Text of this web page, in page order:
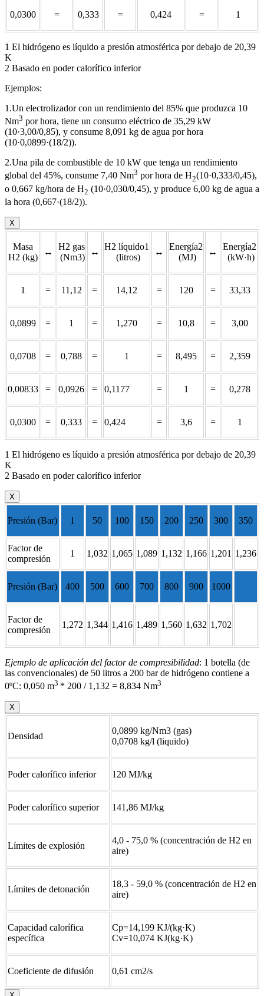
0,0300 = 0,333 = 0,424 = 1
1 El hidrógeno es líquido a presión atmosférica por debajo de 20,39
K
2 Basado en poder calorífico inferior
Ejemplos:
1.Un electrolizador con un rendimiento del 85% que produzca 10
Nm3 por hora, tiene un consumo eléctrico de 35,29 kW
(10·3,00/0,85), y consume 8,091 kg de agua por hora
(10·0,0899·(18/2)).
2.Una pila de combustible de 10 kW que tenga un rendimiento
global del 45%, consume 7,40 Nm3 por hora de H2(10·0,333/0,45),
o 0,667 kg/hora de H2 (10·0,030/0,45), y produce 6,00 kg de agua a
la hora (0,667·(18/2)).
X
Masa
H2 (kg)
↔
H2 gas
(Nm3)
↔
H2 líquido1
(litros)
↔
Energía2
(MJ)
↔
Energía2
(kW·h)
1 = 11,12 = 14,12 = 120 = 33,33
0,0899 = 1 = 1,270 = 10,8 = 3,00
0,0708 = 0,788 = 1 = 8,495 = 2,359
0,00833 = 0,0926 = 0,1177 = 1 = 0,278
0,0300 = 0,333 = 0,424 = 3,6 = 1
1 El hidrógeno es líquido a presión atmosférica por debajo de 20,39
K
2 Basado en poder calorífico inferior
X
Presión (Bar) 1 50 100 150 200 250 300 350
Factor de
compresión
1 1,032 1,065 1,089 1,132 1,166 1,201 1,236
Presión (Bar) 400 500 600 700 800 900 1000
Factor de
compresión
1,272 1,344 1,416 1,489 1,560 1,632 1,702
Ejemplo de aplicación del factor de compresibilidad: 1 botella (de
las convencionales) de 50 litros a 200 bar de hidrógeno contiene a
0ºC: 0,050 m3 * 200 / 1,132 = 8,834 Nm3
X
Densidad
0,0899 kg/Nm3 (gas)
0,0708 kg/l (liquido)
Poder calorífico inferior 120 MJ/kg
Poder calorífico superior 141,86 MJ/kg
Límites de explosión
4,0 - 75,0 % (concentración de H2 en
aire)
Límites de detonación
18,3 - 59,0 % (concentración de H2 en
aire)
Capacidad calorífica
específica
Cp=14,199 KJ/(kg·K)
Cv=10,074 KJ(kg·K)
Coeficiente de difusión 0,61 cm2/s